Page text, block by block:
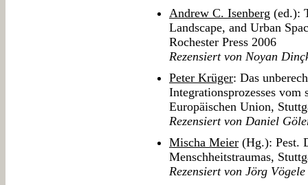
Andrew C. Isenberg (ed.):
Landscape, and Urban
Rochester Press 2006
Rezensiert von Noyan
Peter Krüger: Das
Integrationsprozesses vom
Europäischen Union,
Rezensiert von Daniel
Mischa Meier (Hg.): Pest.
Menschheitstraumas,
Rezensiert von Jörg Vögele